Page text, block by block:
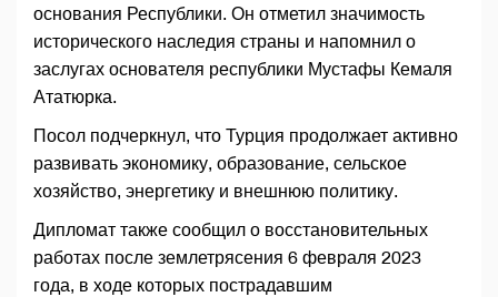
основания Республики. Он отметил значимость
исторического наследия страны и напомнил о
заслугах основателя республики Мустафы Кемаля
Ататюрка.
Посол подчеркнул, что Турция продолжает активно
развивать экономику, образование, сельское
хозяйство, энергетику и внешнюю политику.
Дипломат также сообщил о восстановительных
работах после землетрясения 6 февраля 2023
года, в ходе которых пострадавшим